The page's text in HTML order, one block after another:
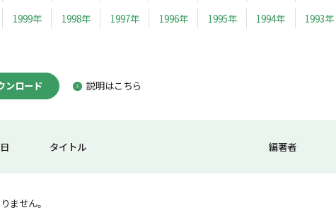
1999年 1998年 1997年 1996年 1995年 1994年 1993年
ンロード 説明はこちら
タイトル 編著者
ません。